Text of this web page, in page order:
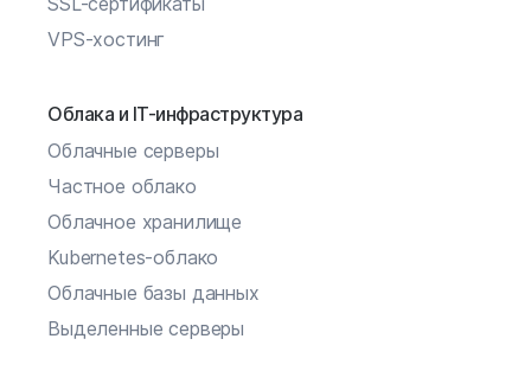
VPS-хостинг
Облака и IT-инфраструктура
Облачные серверы
Частное облако
Облачное хранилище
Kubernetes-облако
Облачные базы данных
Выделенные серверы